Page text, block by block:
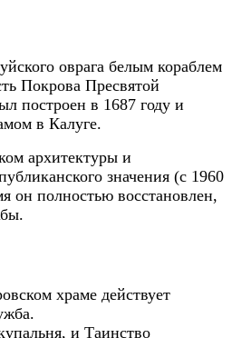
оврага белым кораблем
Покрова Пресвятой
построен в 1687 году и
в Калуге.
архитектуры и
значения (с 1960
он полностью восстановлен,
храме действует
и Таинство